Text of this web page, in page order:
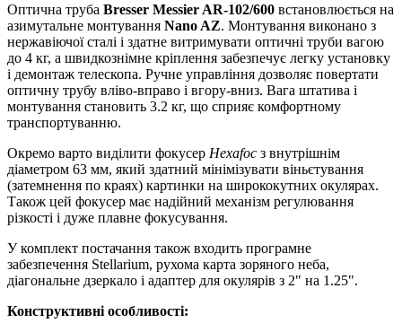
Оптична труба Bresser Messier AR-102/600 встановлюється на
азимутальне монтування Nano AZ. Монтування виконано з
нержавіючої сталі і здатне витримувати оптичні труби вагою
до 4 кг, а швидкознімне кріплення забезпечує легку установку
і демонтаж телескопа. Ручне управління дозволяє повертати
оптичну трубу вліво-вправо і вгору-вниз. Вага штатива і
монтування становить 3.2 кг, що сприяє комфортному
транспортуванню.
Окремо варто виділити фокусер Hexafoc з внутрішнім
діаметром 63 мм, який здатний мінімізувати віньєтування
(затемнення по краях) картинки на ширококутних окулярах.
Також цей фокусер має надійний механізм регулювання
різкості і дуже плавне фокусування.
У комплект постачання також входить програмне
забезпечення Stellarium, рухома карта зоряного неба,
діагональне дзеркало і адаптер для окулярів з 2" на 1.25".
Конструктивні особливості: